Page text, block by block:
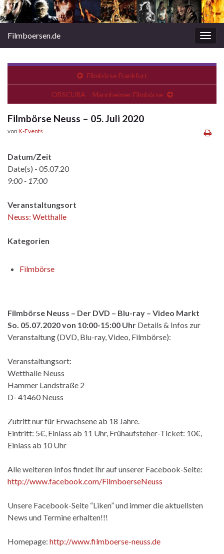
Filmboersen.de
Filmbörse Frankfurt
OBSCURA – Mannheimer Filmbörse
Filmbörse Neuss – 05. Juli 2020
von K-Events
Datum/Zeit
Date(s) - 05.07.20
9:00 - 17:00
Veranstaltungsort
Neuss: Wetthalle
Kategorien
Filmbörse
Filmbörse Neuss – Der DVD – Blu-ray – Video Markt
So. 05.07.2020 von 10:00-15:00 Uhr Details & Infos zur
Veranstaltung (DVD, Blu-ray, Video, Filmbörse):
Veranstaltungsort:
Wetthalle Neuss
Hammer Landstraße 2
D- 41460 Neuss
Zutritt nur für Erwachsene ab 18 Jahre.
Eintritt: 5€, Einlass ab 11 Uhr, Frühaufsteher-Ticket: 10€,
Einlass ab 10 Uhr
Alle weiteren Infos findet Ihr auf unserer Facebook-Seite:
http://www.facebook.com/FilmboerseNeuss
Unsere Facebook-Seite “Liken” und immer die aktuellsten
News und Termine erhalten!!!
Homepage: http://www.filmboerse-neuss.de